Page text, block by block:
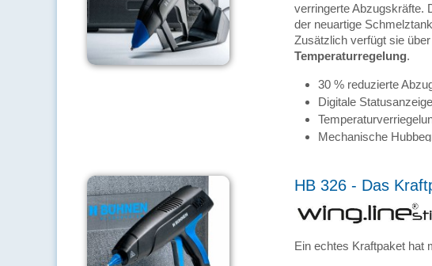
verringerte Abzugskräfte.
der neuartige
Zusätzlich verfügt sie
Temperaturregelung.
30 % reduzierte
Digitale
Mechanische
HB 326 - Das
Ein echtes Kraftpaket hat